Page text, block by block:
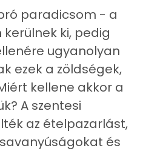
paradicsom - a
ki, pedig
ugyanolyan
ezek a zöldségek,
kellene akkor a
A szentesi
az ételpazarlást,
és